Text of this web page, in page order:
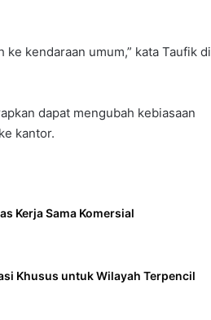
kendaraan umum,” kata Taufik di
dapat mengubah kebiasaan
kantor.
Kerja Sama Komersial
Khusus untuk Wilayah Terpencil